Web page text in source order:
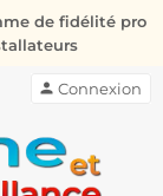
de fidélité pro
person Connexion